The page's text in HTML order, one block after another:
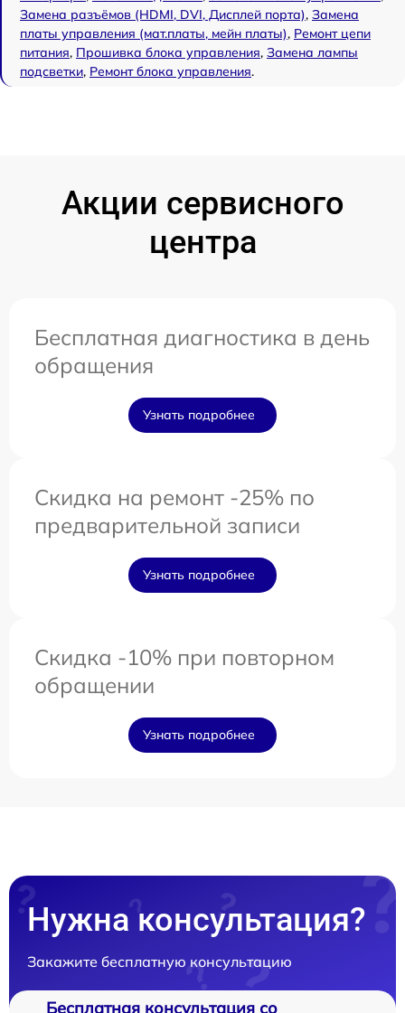
Замена разъёмов (HDMI, DVI, Дисплей порта), Замена
платы управления (мат.платы, мейн платы), Ремонт цепи
питания, Прошивка блока управления, Замена лампы
подсветки, Ремонт блока управления.
Акции сервисного
центра
Бесплатная диагностика в день
обращения
Узнать подробнее
Скидка на ремонт -25% по
предварительной записи
Узнать подробнее
Скидка -10% при повторном
обращении
Узнать подробнее
Нужна консультация?
Закажите бесплатную консультацию
Бесплатная консультация со